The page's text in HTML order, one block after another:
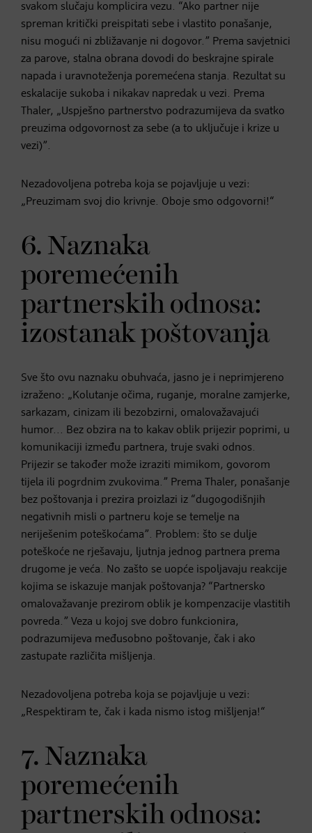
svakom slučaju komplicira vezu. “Ako partner nije
spreman kritički preispitati sebe i vlastito ponašanje,
nisu mogući ni zbližavanje ni dogovor.” Prema savjetnici
za parove, stalna obrana dovodi do beskrajne spirale
napada i uravnoteženja poremećena stanja. Rezultat su
eskalacije sukoba i nikakav napredak u vezi. Prema
Thaler, „Uspješno partnerstvo podrazumijeva da svatko
preuzima odgovornost za sebe (a to uključuje i krize u
vezi)”.
Nezadovoljena potreba koja se pojavljuje u vezi:
„Preuzimam svoj dio krivnje. Oboje smo odgovorni!“
6. Naznaka
poremećenih
partnerskih odnosa:
izostanak poštovanja
Sve što ovu naznaku obuhvaća, jasno je i neprimjereno
izraženo: „Kolutanje očima, ruganje, moralne zamjerke,
sarkazam, cinizam ili bezobzirni, omalovažavajući
humor... Bez obzira na to kakav oblik prijezir poprimi, u
komunikaciji između partnera, truje svaki odnos.
Prijezir se također može izraziti mimikom, govorom
tijela ili pogrdnim zvukovima.” Prema Thaler, ponašanje
bez poštovanja i prezira proizlazi iz “dugogodišnjih
negativnih misli o partneru koje se temelje na
neriješenim poteškoćama”. Problem: što se dulje
poteškoće ne rješavaju, ljutnja jednog partnera prema
drugome je veća. No zašto se uopće ispoljavaju reakcije
kojima se iskazuje manjak poštovanja? “Partnersko
omalovažavanje prezirom oblik je kompenzacije vlastitih
povreda.” Veza u kojoj sve dobro funkcionira,
podrazumijeva međusobno poštovanje, čak i ako
zastupate različita mišljenja.
Nezadovoljena potreba koja se pojavljuje u vezi:
„Respektiram te, čak i kada nismo istog mišljenja!“
7. Naznaka
poremećenih
partnerskih odnosa: